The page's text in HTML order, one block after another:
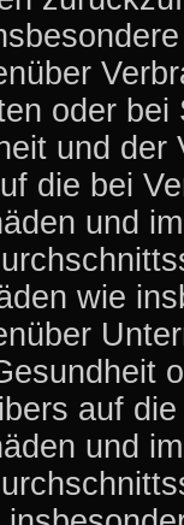
oder
und
die bei
und
wie
auf
und